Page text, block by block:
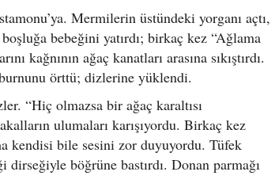
Mermilerin üstündeki yorganı açtı,
bebeğini yatırdı; birkaç kez “Ağlama
kağnının ağaç kanatları arasına sıkıştırdı.
örttü; dizlerine yüklendi.
“Hiç olmazsa bir ağaç karaltısı
ulumaları karışıyordu. Birkaç kez
kendisi bile sesini zor duyuyordu. Tüfek
böğrüne bastırdı. Donan parmağı